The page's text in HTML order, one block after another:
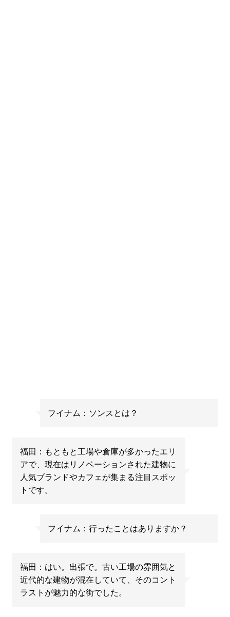
フイナム：ソンスとは？
福田：もともと工場や倉庫が多かったエリ
アで、現在はリノベーションされた建物に
人気ブランドやカフェが集まる注目スポッ
トです。
フイナム：行ったことはありますか？
福田：はい。出張で。古い工場の雰囲気と
近代的な建物が混在していて、そのコント
ラストが魅力的な街でした。